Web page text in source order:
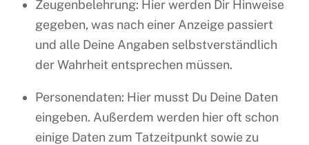
Zeugenbelehrung: Hier werden Dir Hinweise
gegeben, was nach einer Anzeige passiert
und alle Deine Angaben selbstverständlich
der Wahrheit entsprechen müssen.
Personendaten: Hier musst Du Deine Daten
eingeben. Außerdem werden hier oft schon
einige Daten zum Tatzeitpunkt sowie zu